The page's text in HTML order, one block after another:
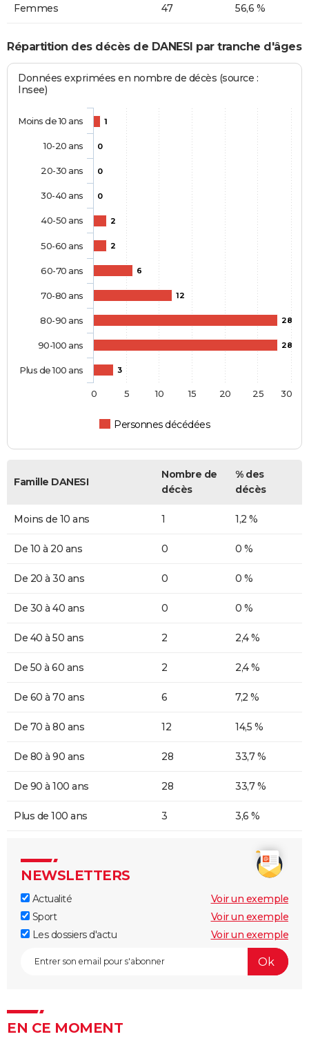
Femmes 47 56,6 %
Répartition des décès de DANESI par tranche d'âges
Données exprimées en nombre de décès (source :
Insee)
1
0
0
0
2
2
6
12
28
28
3
Personnes décédées
Moins de 10 ans
10-20 ans
20-30 ans
30-40 ans
40-50 ans
50-60 ans
60-70 ans
70-80 ans
80-90 ans
90-100 ans
Plus de 100 ans
0 5 10 15 20 25 30
Famille DANESI
Nombre de
décès
% des
décès
Moins de 10 ans 1 1,2 %
De 10 à 20 ans 0 0 %
De 20 à 30 ans 0 0 %
De 30 à 40 ans 0 0 %
De 40 à 50 ans 2 2,4 %
De 50 à 60 ans 2 2,4 %
De 60 à 70 ans 6 7,2 %
De 70 à 80 ans 12 14,5 %
De 80 à 90 ans 28 33,7 %
De 90 à 100 ans 28 33,7 %
Plus de 100 ans 3 3,6 %
NEWSLETTERS
Actualité
Voir un exemple
Sport
Voir un exemple
Les dossiers d'actu
Voir un exemple
EN CE MOMENT